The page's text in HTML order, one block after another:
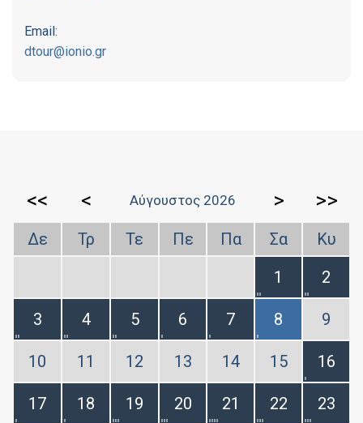
Email:
dtour@ionio.gr
<< < Αύγουστος 2026 > >>
Δε Τρ Τε Πε Πα Σα
Κυ
1
2
3 4 5 6 7 8 9
10 11 12 13 14 15 16
17 18 19 20 21 22 23